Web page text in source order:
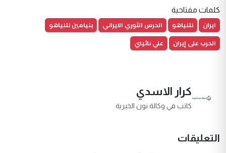
كلمات مفتاحية
ايران نتنياهو الحرس الثوري الايراني
بنيامين نتنياهو
الحرب على إيران
علي نائيني
كرار الاسدي
كاتب في وكالة نون الخبرية
التعليقات